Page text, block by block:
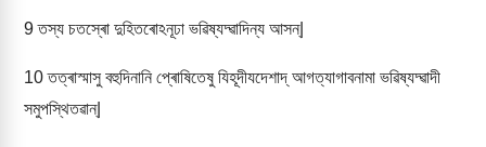
9তস্য চতস্ৰো দুহিতৰোঽনূঢা ভৱিষ্যদ্ৱাদিন্য আসন্|
10তত্ৰাস্মাসু বহুদিনানি প্ৰোষিতেষু যিহূদীযদেশাদ্ আগত্যাগাবনামা ভৱিষ্যদ্ৱাদী
সমুপস্থিতৱান্|